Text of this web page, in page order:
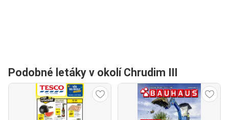
Podobné letáky v okolí Chrudim III